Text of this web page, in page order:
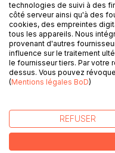
perçue
amateurs et
et
pour les
avec
L'AUTEUR :
Gabriel
domaine de
clairement à
qui requiert
pour sa
technologies de suivi à des
côté serveur ainsi qu'à des
cookies, des empreintes
tous les appareils. Nous
provenant d'autres
influence sur le traitement
le fournisseur tiers. Par
dessus. Vous pouvez
(Mentions légales BoD)
REFUSER